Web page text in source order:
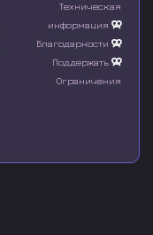
Техническая
информация
Благодарности
Поддержать
Ограничения